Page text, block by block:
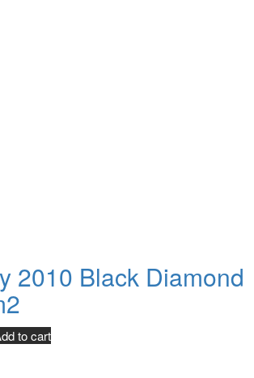
2010 Black Diamond
to cart